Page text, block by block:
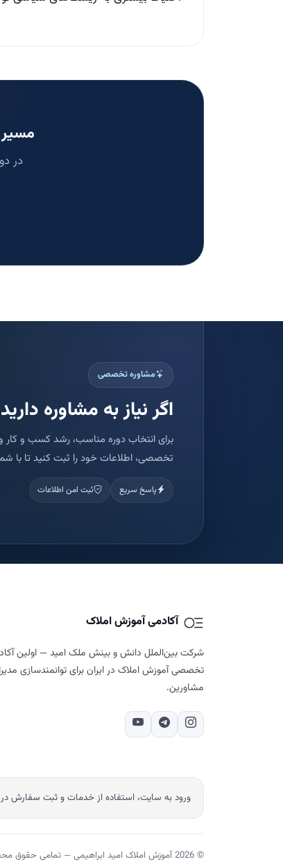
در
مشاوره تخصصی
اگر نیاز به مشاوره
برای انتخاب دوره مناسب، رشد کسب و کار
تخصصی، اطلاعات خود را ثبت کنید تا با
پاسخ سریع ثبت امن اطلاعات
آکادمی آموزش املاک
شرکت بین‌الملل دانش و بینش ملک امید — اولین
تخصصی آموزش املاک در ایران برای توانمندسازی
مشاورین.
ورود به سایت، استفاده از خدمات و ثبت سفارش
© 2026 آموزش املاک امید ابراهیمی — تمامی حقوق محفوظ است.